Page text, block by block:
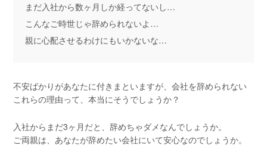
まだ入社から数ヶ月しか経ってないし…
こんなご時世じゃ辞められないよ…
親に心配させるわけにもいかないな…
不安ばかりがあなたに付きまといますが、会社を辞められない
これらの理由って、本当にそうでしょうか？
入社からまだ3ヶ月だと、辞めちゃダメなんでしょうか。
ご両親は、あなたが辞めたい会社にいて安心なのでしょうか。